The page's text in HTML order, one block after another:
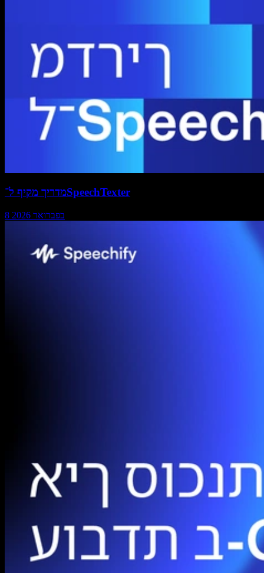
מדריך מקיף ל־SpeechTexter
8 בפברואר 2026